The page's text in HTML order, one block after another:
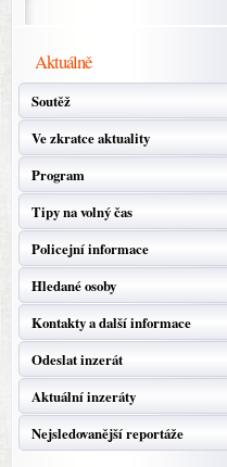
Aktuálně
Soutěž
Ve zkratce aktuality
Program
Tipy na volný čas
Policejní informace
Hledané osoby
Kontakty a další informace
Odeslat inzerát
Aktuální inzeráty
Nejsledovanější reportáže